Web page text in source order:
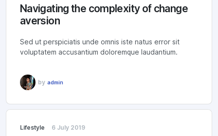
Navigating the complexity of change
aversion
Sed ut perspiciatis unde omnis iste natus error sit
voluptatem accusantium doloremque laudantium.
by admin
Lifestyle 6 July 2019